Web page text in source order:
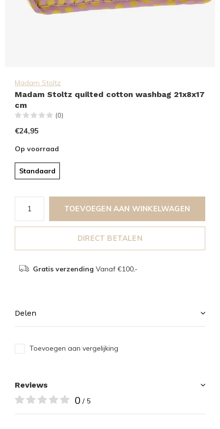
Madam Stoltz
Madam Stoltz quilted cotton washbag 21x8x17
cm
(0)
€24,95
Op voorraad
Standaard
TOEVOEGEN AAN WINKELWAGEN
DIRECT BETALEN
Gratis verzending Vanaf €100,-
Delen
Toevoegen aan vergelijking
Reviews
0 / 5